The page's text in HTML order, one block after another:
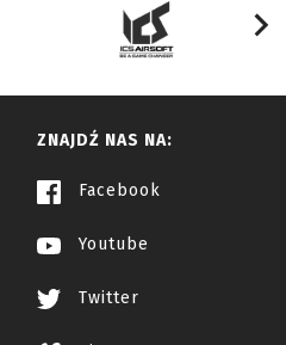
ZNAJDŹ NAS NA:
Facebook
Youtube
Twitter